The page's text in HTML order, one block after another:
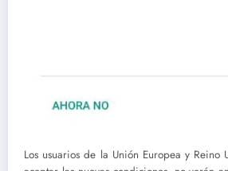
Los usuarios de la Unión Europea y